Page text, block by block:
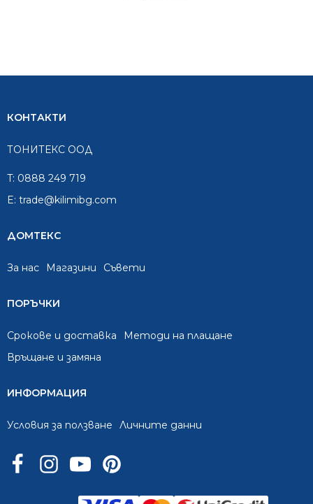
КОНТАКТИ
ТОНИТЕКС ООД
T: 0888 249 719
E: trade@kilimibg.com
ДОМТЕКС
За нас Mагазини Съвети
ПОРЪЧКИ
Срокове и доставка
Методи на плащане
Връщане и замяна
ИНФОРМАЦИЯ
Условия за ползване Личните данни